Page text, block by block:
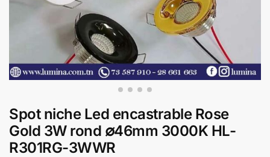
Spot niche Led encastrable Rose
Gold 3W rond ∅46mm 3000K HL-
R301RG-3WWR